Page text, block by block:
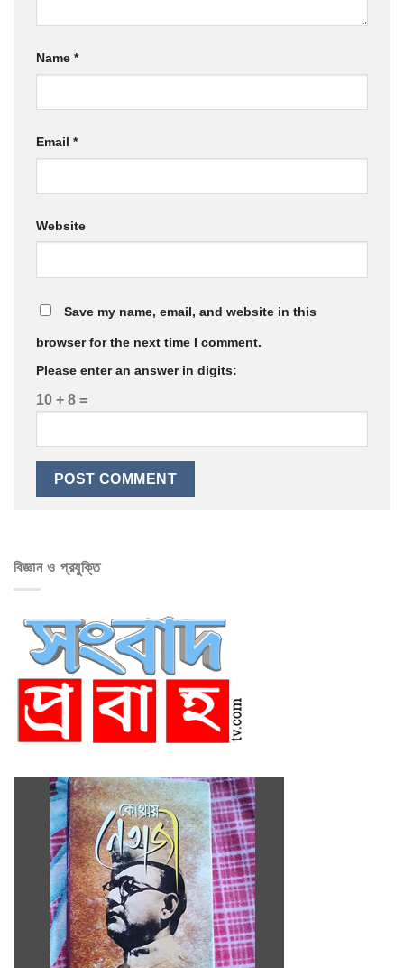
Name *
Email *
Website
Save my name, email, and website in this
browser for the next time I comment.
Please enter an answer in digits:
10 + 8 =
বিজ্ঞান ও প্রযুক্তি